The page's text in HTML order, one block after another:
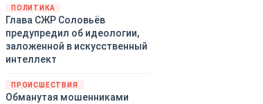
ПОЛИТИКА
Глава СЖР Соловьёв
предупредил об идеологии,
заложенной в искусственный
интеллект
ПРОИСШЕСТВИЯ
Обманутая мошенниками